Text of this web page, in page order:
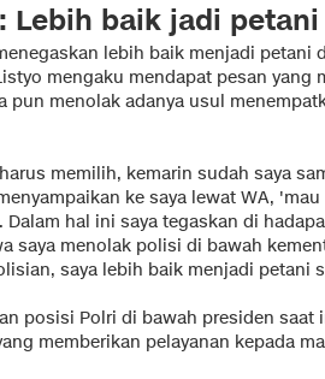
Lebih baik jadi petani
lebih baik menjadi petani
mengaku mendapat pesan yang
pun menolak adanya usul
memilih, kemarin sudah saya
ke saya lewat WA,
Dalam hal ini saya tegaskan di
saya menolak polisi di bawah
saya lebih baik menjadi petani
posisi Polri di bawah presiden
memberikan pelayanan kepada